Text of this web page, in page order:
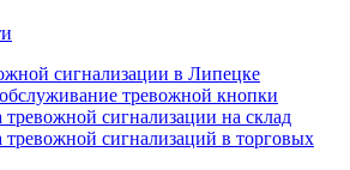
сигнализации в Липецке
тревожной кнопки
тревожной сигнализации на склад
тревожной сигнализаций в торговых